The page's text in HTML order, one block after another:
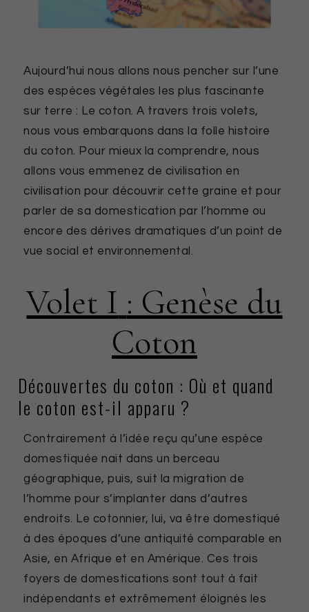
Aujourd’hui nous allons nous pencher sur l’une
des espèces végétales les plus fascinante
sur terre : Le coton. A travers trois volets,
nous vous embarquons dans la folle histoire
du coton. Pour mieux la comprendre, nous
allons vous emmenez de civilisation en
civilisation pour découvrir cette graine et pour
parler de sa domestication par l’homme ou
encore des dérives dramatiques d’un point de
vue social et environnemental.
Volet I : Genèse du
Coton
Découvertes du coton : Où et quand
le coton est-il apparu ?
Contrairement à l’idée reçu qu’une espèce
domestiquée nait dans un berceau
géographique, puis, suit la migration de
l’homme pour s’implanter dans d’autres
endroits. Le cotonnier, lui, va être domestiqué
à des époques d’une antiquité comparable en
Asie, en Afrique et en Amérique. Ces trois
foyers de domestications sont tout à fait
indépendants et extrêmement éloignés les